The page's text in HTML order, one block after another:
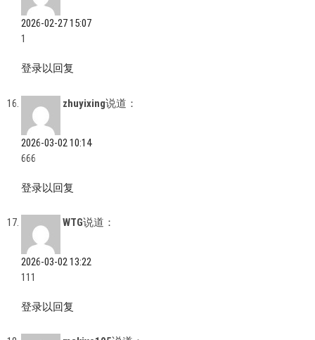
2026-02-27 15:07
1
登录以回复
zhuyixing说道：
2026-03-02 10:14
666
登录以回复
WTG说道：
2026-03-02 13:22
111
登录以回复